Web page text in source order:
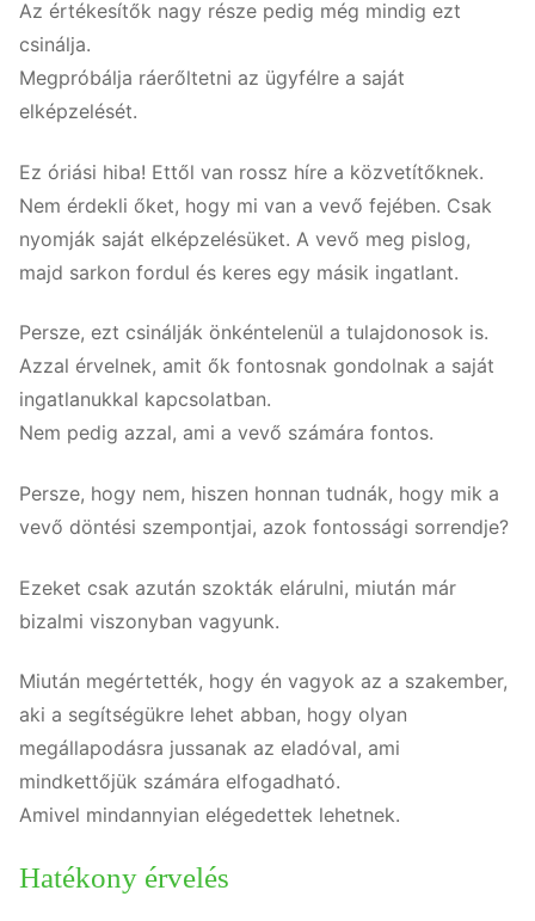
Az értékesítők nagy része pedig még mindig ezt
csinálja.
Megpróbálja ráerőltetni az ügyfélre a saját
elképzelését.
Ez óriási hiba! Ettől van rossz híre a közvetítőknek.
Nem érdekli őket, hogy mi van a vevő fejében. Csak
nyomják saját elképzelésüket. A vevő meg pislog,
majd sarkon fordul és keres egy másik ingatlant.
Persze, ezt csinálják önkéntelenül a tulajdonosok is.
Azzal érvelnek, amit ők fontosnak gondolnak a saját
ingatlanukkal kapcsolatban.
Nem pedig azzal, ami a vevő számára fontos.
Persze, hogy nem, hiszen honnan tudnák, hogy mik a
vevő döntési szempontjai, azok fontossági sorrendje?
Ezeket csak azután szokták elárulni, miután már
bizalmi viszonyban vagyunk.
Miután megértették, hogy én vagyok az a szakember,
aki a segítségükre lehet abban, hogy olyan
megállapodásra jussanak az eladóval, ami
mindkettőjük számára elfogadható.
Amivel mindannyian elégedettek lehetnek.
Hatékony érvelés